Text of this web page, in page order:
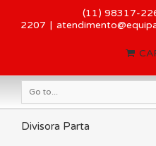
(11) 98317-
2207 |
Go to...
Divisora Parta